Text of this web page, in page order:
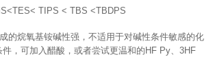
TIPS < TBS <TBDPS
的烷氧基铵碱性强，不适用于对碱性条件敏感的化
，可加入醋酸，或者尝试更温和的HF Py、3HF